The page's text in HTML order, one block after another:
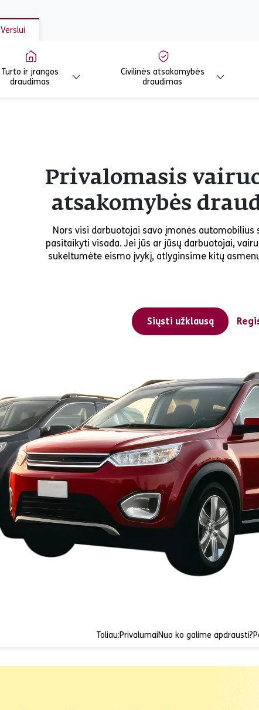
Verslui
Turto ir įrangos
draudimas
Civilinės atsakomybės
draudimas
Privalomasis
atsakomybės
Nors visi darbuotojai savo įmonės automobilius
pasitaikyti visada. Jei jūs ar jūsų darbuotojai,
sukeltumėte eismo įvykį, atlyginsime kitų
Siųsti užklausą
Toliau:PrivalumaiNuo ko galime apdrausti?